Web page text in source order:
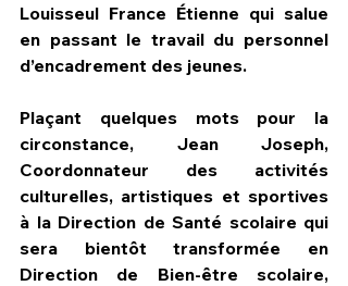
Louisseul France Étienne qui salue
en passant le travail du personnel
d’encadrement des jeunes.
Plaçant quelques mots pour la
circonstance, Jean Joseph,
Coordonnateur des activités
culturelles, artistiques et sportives
à la Direction de Santé scolaire qui
sera bientôt transformée en
Direction de Bien-être scolaire,